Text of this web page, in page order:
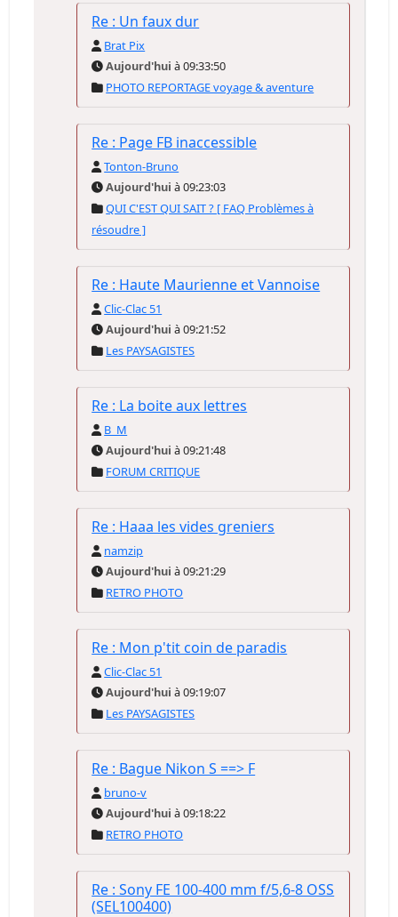
Re : Un faux dur
Brat Pix
Aujourd'hui à 09:33:50
PHOTO REPORTAGE voyage & aventure
Re : Page FB inaccessible
Tonton-Bruno
Aujourd'hui à 09:23:03
QUI C'EST QUI SAIT ? [ FAQ Problèmes à
résoudre ]
Re : Haute Maurienne et Vannoise
Clic-Clac 51
Aujourd'hui à 09:21:52
Les PAYSAGISTES
Re : La boite aux lettres
B_M
Aujourd'hui à 09:21:48
FORUM CRITIQUE
Re : Haaa les vides greniers
namzip
Aujourd'hui à 09:21:29
RETRO PHOTO
Re : Mon p'tit coin de paradis
Clic-Clac 51
Aujourd'hui à 09:19:07
Les PAYSAGISTES
Re : Bague Nikon S ==> F
bruno-v
Aujourd'hui à 09:18:22
RETRO PHOTO
Re : Sony FE 100-400 mm f/5,6-8 OSS
(SEL100400)